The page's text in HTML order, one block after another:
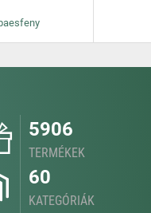
5906
TERMÉKEK
60
KATEGÓRIÁK